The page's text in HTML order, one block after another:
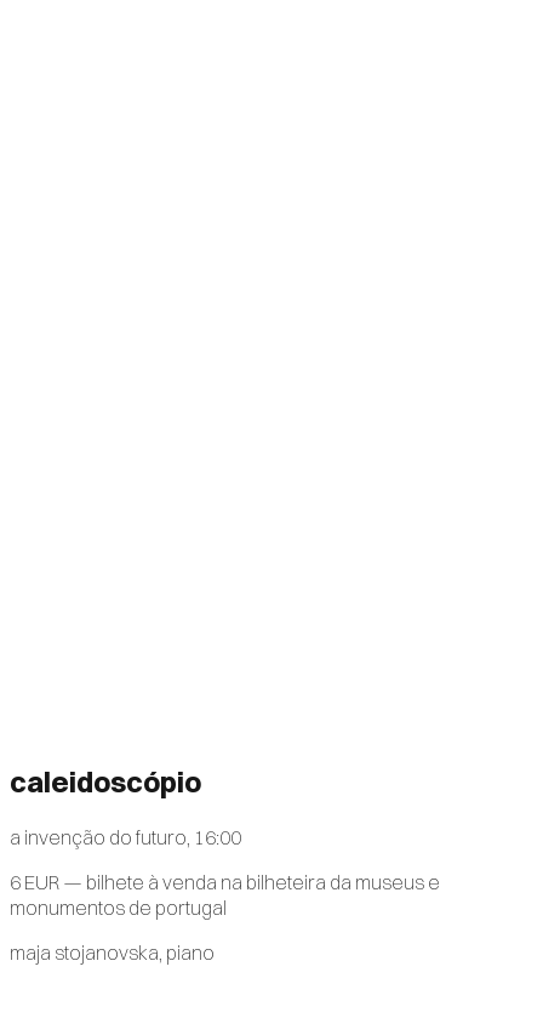
caleidoscópio
a invenção do futuro, 16:00
6 EUR — bilhete à venda na bilheteira da museus e
monumentos de portugal
maja stojanovska, piano